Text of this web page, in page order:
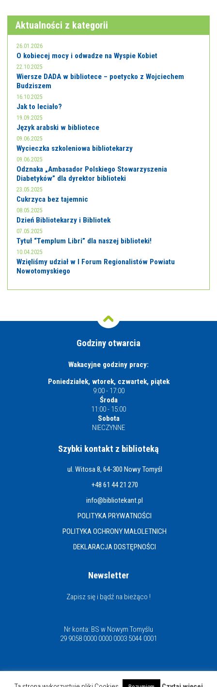
Aktualności z kategorii
26.01.2026
O kobiecej mocy i odwadze na Wyspie Kobiet
22.10.2025
Wiersze DADA w bibliotece – poetycko z Wojciechem
Budziszem
16.10.2025
Jak to leciało?
19.09.2025
Język arabski w bibliotece
09.06.2025
Wycieczka szkoleniowa bibliotekarzy
09.06.2025
Odznaka „Ambasador Polskiego Stowarzyszenia
Diabetyków” dla dyrektor biblioteki
23.05.2025
Cukrzyca bez tajemnic
08.05.2025
Dzień Bibliotekarzy i Bibliotek
07.05.2025
Tytuł “Templum Libri” dla naszej biblioteki!
10.04.2025
Wzięliśmy udział w I Forum Regionalistów Powiatu
Nowotomyskiego
Godziny otwarcia
Wakacyjne godziny pracy:
Poniedziałek, wtorek, czwartek, piątek
9:00 - 17:00
Środa
11:00 - 15:00
Sobota
NIECZYNNE
Szybki kontakt z biblioteką
ul. Witosa 8, 64-300 Nowy Tomyśl
+48 61 44 21 270
info@bibliotekant.pl
POLITYKA PRYWATNOŚCI
POLITYKA OCHRONY MAŁOLETNICH
DEKLARACJA DOSTĘPNOŚCI
Newsletter
Zapisz się i bądź na bieżąco !
Nr konta: BS w Nowym Tomyślu
29 9058 0000 0000 0003 5044 0001
Miejska i Powiatowa Biblioteka Publiczna